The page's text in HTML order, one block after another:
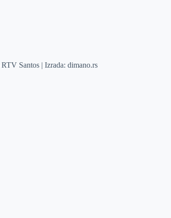
Santos | Izrada:dimano.rs